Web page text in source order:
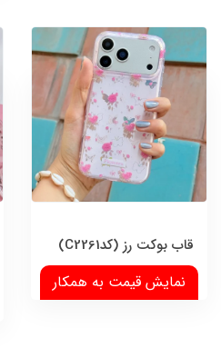
قاب بوکت رز (کدC2261)
نمایش قیمت به همکار